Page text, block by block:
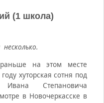
(1 школа)
на этом месте
хуторская сотня под
Ивана Степановича
в Новочеркасске в